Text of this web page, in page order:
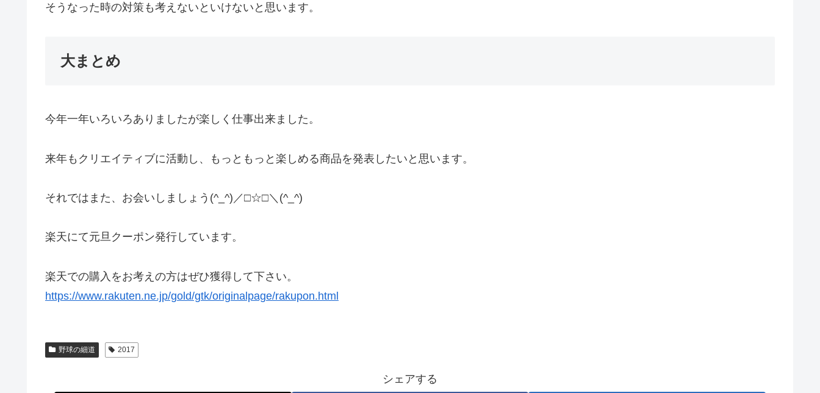
そうなった時の対策も考えないといけないと思います。
大まとめ
今年一年いろいろありましたが楽しく仕事出来ました。
来年もクリエイティブに活動し、もっともっと楽しめる商品を発表したいと思います。
それではまた、お会いしましょう(^_^)／□☆□＼(^_^)
楽天にて元旦クーポン発行しています。
楽天での購入をお考えの方はぜひ獲得して下さい。
https://www.rakuten.ne.jp/gold/gtk/originalpage/rakupon.html
野球の細道 2017
シェアする